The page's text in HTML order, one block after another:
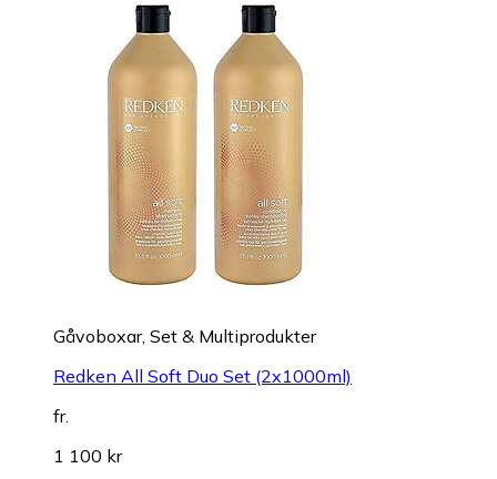
Gåvoboxar, Set & Multiprodukter
Redken All Soft Duo Set (2x1000ml)
fr.
1 100 kr